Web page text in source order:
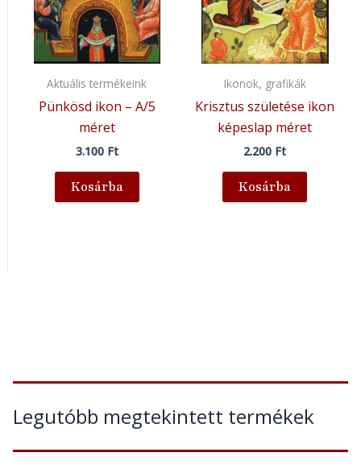
Legutóbb megtekintett termékek
Aktuális termékeink
Pünkösd ikon – A/5
méret
3.100 Ft
Kosárba
Ikonok, grafikák
Krisztus születése ikon
képeslap méret
2.200 Ft
Kosárba